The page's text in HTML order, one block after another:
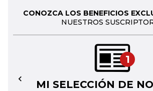
CONOZCA LOS BENEFICIOS
NUESTROS
1
MI SELECCIÓN DE
←